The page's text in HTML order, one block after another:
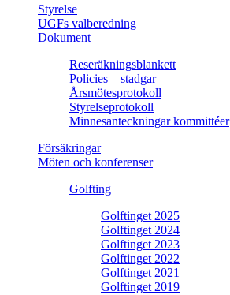
Styrelse
UGFs valberedning
Dokument
Reseräkningsblankett
Policies – stadgar
Årsmötesprotokoll
Styrelseprotokoll
Minnesanteckningar kommittéer
Försäkringar
Möten och konferenser
Golfting
Golftinget 2025
Golftinget 2024
Golftinget 2023
Golftinget 2022
Golftinget 2021
Golftinget 2019